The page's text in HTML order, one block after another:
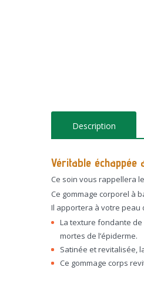
Description
Véritable échappée
Ce soin vous rappellera
Ce gommage corporel à
Il apportera à votre peau
La texture fondante de
mortes de l’épiderme.
Satinée et revitalisée,
Ce gommage corps